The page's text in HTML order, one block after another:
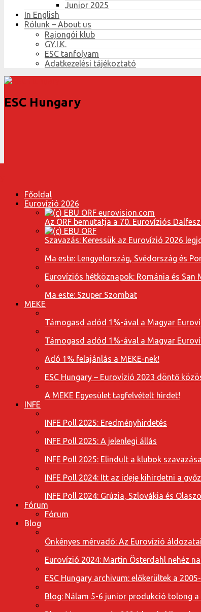
Junior 2025
In English
Rólunk – About us
Rajongói klub
GY.I.K.
ESC tanfolyam
Adatkezelési tájékoztató
ESC Hungary
Főoldal
Eurovízió 2026
Az ORF bemutatja a 70. Eurovíziós
Szavazás: Keressük az Eurovízió 2026
Ma este: Lengyelország, Svédország és
Eurovíziós hétköznapok: Románia és
Ma este: Szuper Szombat
MEKE
Támogasd adód 1%-ával a Magyar
Támogasd adód 1%-ával a Magyar
Adó 1% felajánlás a MEKE-nek!
ESC Hungary – Eurovízió 2023 döntő
A MEKE Egyesület tagfelvételt hirdet!
INFE
INFE Poll 2025: Eredményhirdetés
INFE Poll 2025: A jelenlegi állás
INFE Poll 2025: Elindult a klubok
INFE Poll 2024: Itt az ideje kihirdetni a
INFE Poll 2024: Grúzia, Szlovákia és
Fórum
Fórum
Blog
Önkényes mérvadó: Az Eurovízió
Eurovízió 2024: Martin Österdahl nehéz
ESC Hungary archivum: előkerültek a
Blog: Nálam 5-6 junior produkció tolong